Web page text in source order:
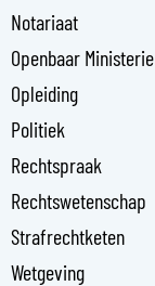
Notariaat
Openbaar Ministerie
Opleiding
Politiek
Rechtspraak
Rechtswetenschap
Strafrechtketen
Wetgeving